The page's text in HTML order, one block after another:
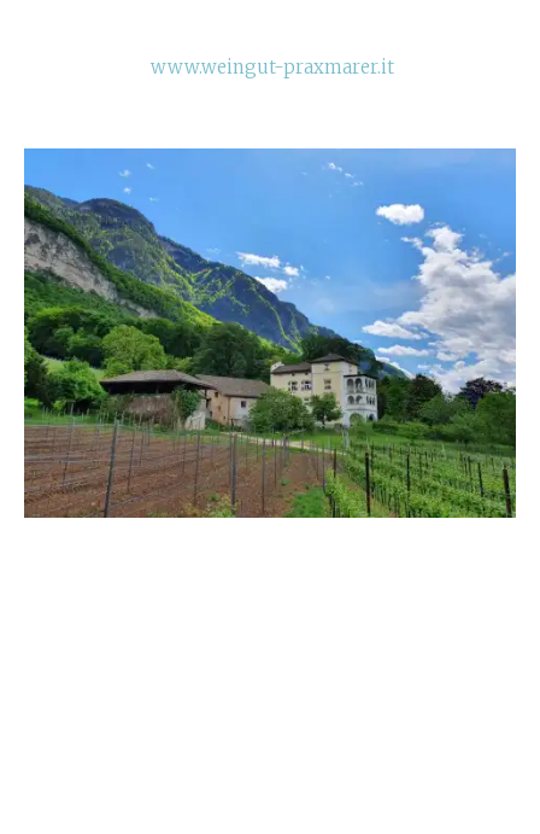
www.weingut-praxmarer.it